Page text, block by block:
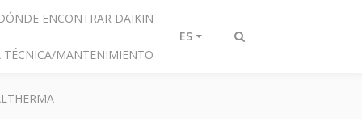
Alternar
ENCONTRAR DAIKIN
TÉCNICA/MANTENIMIENTO
ES